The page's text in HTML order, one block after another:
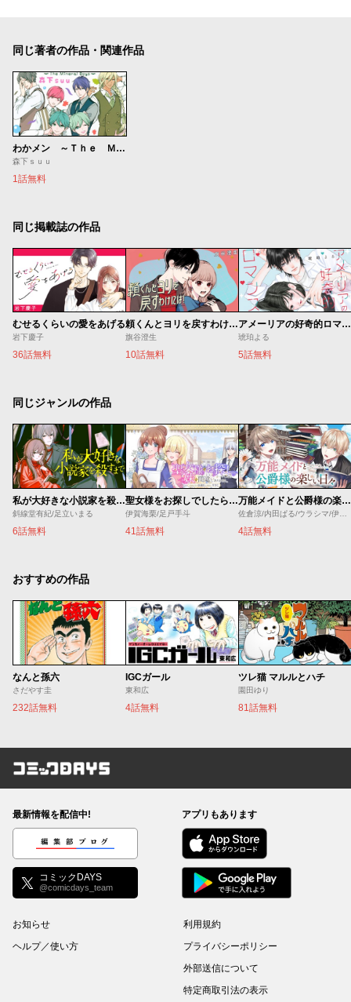
同じ著者の作品・関連作品
わかメン ～Ｔｈｅ Ｍｉｎｅｒａｌ Ｂｏｙｓ～
森下ｓｕｕ
1話無料
同じ掲載誌の作品
むせるくらいの愛をあげる
岩下慶子
36話無料
頼くんとヨリを戻すわけには！
旗谷澄生
10話無料
アメーリアの好奇的ロマンス
琥珀よる
5話無料
同じジャンルの作品
私が大好きな小説家を殺すまで
斜線堂有紀/足立いまる
6話無料
聖女様をお探しでしたら妹で間違いありません。さあどうぞお連れください、今すぐ。
伊賀海栗/足戸手斗
41話無料
万能メイドと公爵様の楽しい日々
佐倉涼/内田ぱる/ウラシマ/伊藤テリヤキ
4話無料
おすすめの作品
なんと孫六
さだやす圭
232話無料
IGCガール
東和広
4話無料
ツレ猫 マルルとハチ
園田ゆり
81話無料
コミックDAYS
最新情報を配信中!
編集部ブログ
コミックDAYS
@comicdays_team
アプリもあります
お知らせ
ヘルプ／使い方
利用規約
プライバシーポリシー
外部送信について
特定商取引法の表示